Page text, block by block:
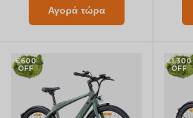
Αγορά τώρα
€600
OFF
€1,300
OFF